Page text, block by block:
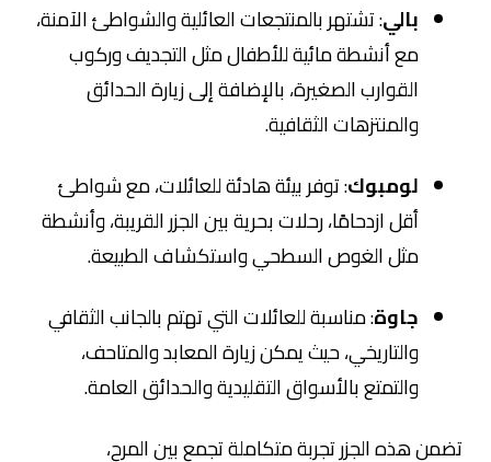
بالي: تشتهر بالمنتجعات العائلية والشواطئ الآمنة،
مع أنشطة مائية للأطفال مثل التجديف وركوب
القوارب الصغيرة، بالإضافة إلى زيارة الحدائق
والمنتزهات الثقافية.
لومبوك: توفر بيئة هادئة للعائلات، مع شواطئ
أقل ازدحامًا، رحلات بحرية بين الجزر القريبة، وأنشطة
مثل الغوص السطحي واستكشاف الطبيعة.
جاوة: مناسبة للعائلات التي تهتم بالجانب الثقافي
والتاريخي، حيث يمكن زيارة المعابد والمتاحف،
والتمتع بالأسواق التقليدية والحدائق العامة.
تضمن هذه الجزر تجربة متكاملة تجمع بين المرح،